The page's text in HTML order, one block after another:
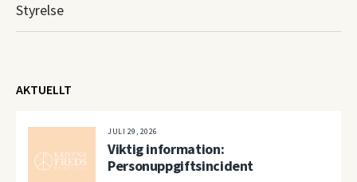
Styrelse
AKTUELLT
JULI 29, 2026
Viktig information:
Personuppgiftsincident